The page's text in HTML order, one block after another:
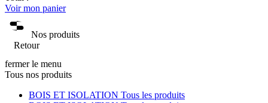
Voir mon panier
Nos produits
Retour
fermer le menu
Tous nos produits
BOIS ET ISOLATION Tous les produits